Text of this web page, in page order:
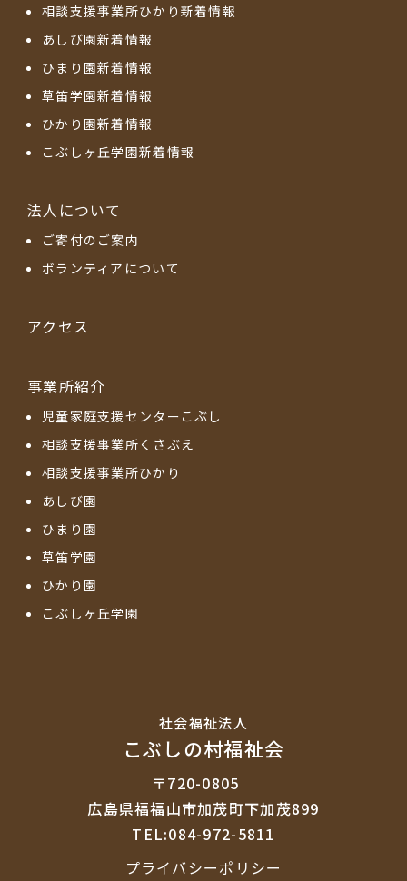
相談支援事業所ひかり新着情報
あしび園新着情報
ひまり園新着情報
草笛学園新着情報
ひかり園新着情報
こぶしヶ丘学園新着情報
法人について
ご寄付のご案内
ボランティアについて
アクセス
事業所紹介
児童家庭支援センターこぶし
相談支援事業所くさぶえ
相談支援事業所ひかり
あしび園
ひまり園
草笛学園
ひかり園
こぶしヶ丘学園
社会福祉法⼈
こぶしの村福祉会
〒720-0805
広島県福福山市加茂町下加茂899
TEL:084-972-5811
プライバシーポリシー